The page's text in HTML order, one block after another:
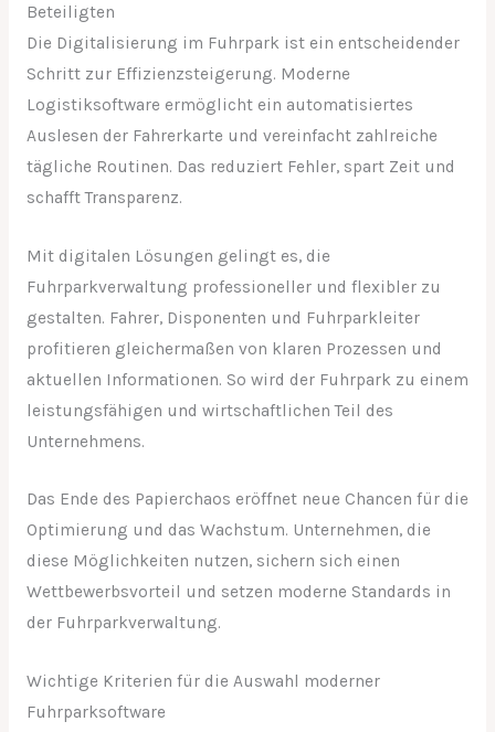
Beteiligten
Die Digitalisierung im Fuhrpark ist ein entscheidender
Schritt zur Effizienzsteigerung. Moderne
Logistiksoftware ermöglicht ein automatisiertes
Auslesen der Fahrerkarte und vereinfacht zahlreiche
tägliche Routinen. Das reduziert Fehler, spart Zeit und
schafft Transparenz.
Mit digitalen Lösungen gelingt es, die
Fuhrparkverwaltung professioneller und flexibler zu
gestalten. Fahrer, Disponenten und Fuhrparkleiter
profitieren gleichermaßen von klaren Prozessen und
aktuellen Informationen. So wird der Fuhrpark zu einem
leistungsfähigen und wirtschaftlichen Teil des
Unternehmens.
Das Ende des Papierchaos eröffnet neue Chancen für die
Optimierung und das Wachstum. Unternehmen, die
diese Möglichkeiten nutzen, sichern sich einen
Wettbewerbsvorteil und setzen moderne Standards in
der Fuhrparkverwaltung.
Wichtige Kriterien für die Auswahl moderner
Fuhrparksoftware